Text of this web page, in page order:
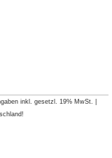
inkl. gesetzl. 19% MwSt. |